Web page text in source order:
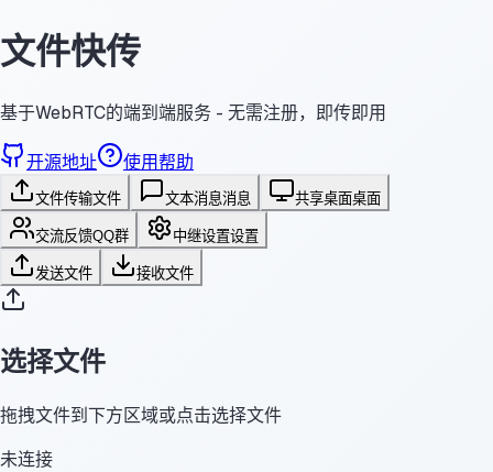
文件快传
基于WebRTC的端到端服务 - 无需注册，即传即用
开源地址 使用帮助
文件传输文件 文本消息消息 共享桌面桌面
交流反馈QQ群 中继设置设置
发送文件 接收文件
选择文件
拖拽文件到下方区域或点击选择文件
未连接